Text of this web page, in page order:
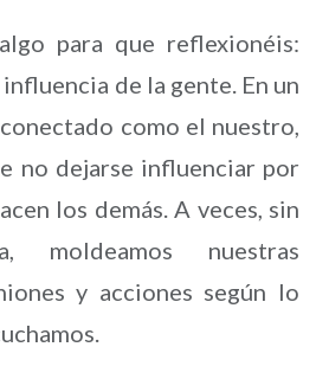
para que reflexionéis:
de la gente. En un
como el nuestro,
no dejarse influenciar por
los demás. A veces, sin
moldeamos nuestras
y acciones según lo